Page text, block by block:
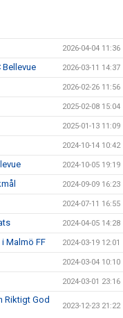
2026-04-04 11:36
2026-03-11 14:37
2026-02-26 11:56
2025-02-08 15:04
2025-01-13 11:09
2024-10-14 10:42
2024-10-05 19:19
2024-09-09 16:23
2024-07-11 16:55
2024-04-05 14:28
Malmö FF 2024-03-19 12:01
2024-03-04 10:10
2024-03-01 23:16
Riktigt God
2023-12-23 21:22